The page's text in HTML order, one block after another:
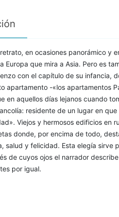
en ocasiones panorámico y
Europa que mira a Asia. Pero es
con el capítulo de su infancia,
apartamento -«los apartamentos
en aquellos días lejanos cuando
residente de un lugar en
Viejos y hermosos edificios en
donde, por encima de todo,
salud y felicidad. Esta elegía
de cuyos ojos el narrador
por igual.